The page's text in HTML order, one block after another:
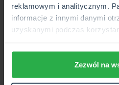
reklamowym i analitycznym.
informacje z innymi danymi
uzyskanymi podczas
Zezwól na